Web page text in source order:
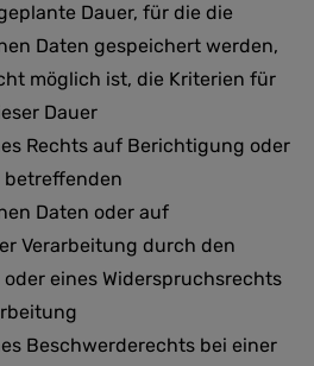
Dauer, für die die
Daten gespeichert werden,
möglich ist, die Kriterien für
Dauer
Rechts auf Berichtigung oder
betreffenden
Daten oder auf
Verarbeitung durch den
eines Widerspruchsrechts
Beschwerderechts bei einer